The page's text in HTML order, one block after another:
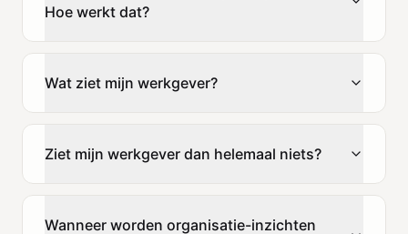
Hoe werkt dat?
Wat ziet mijn werkgever?
Ziet mijn werkgever dan helemaal niets?
Wanneer worden organisatie-inzichten